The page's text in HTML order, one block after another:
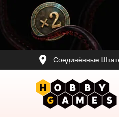
Соединённые